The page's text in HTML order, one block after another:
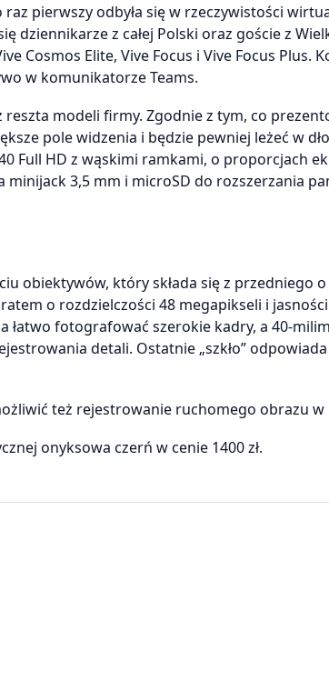
pierwszy odbyła się w rzeczywistości
z całej Polski oraz goście z
Cosmos Elite, Vive Focus i Vive Focus Plus.
w komunikatorze Teams.
modeli firmy. Zgodnie z tym, co
pole widzenia i będzie pewniej leżeć w
Full HD z wąskimi ramkami, o proporcjach
3,5 mm i microSD do rozszerzania
obiektywów, który składa się z przedniego
o rozdzielczości 48 megapikseli i
łatwo fotografować szerokie kadry, a 40-
detali. Ostatnie „szkło”
też rejestrowanie ruchomego obrazu w
onyksowa czerń w cenie 1400 zł.